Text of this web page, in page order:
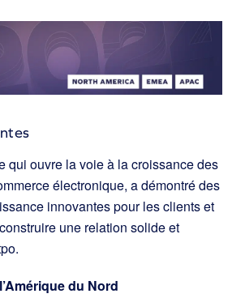
qui ouvre la voie à la croissance des
électronique, a démontré des
innovantes pour les clients et
une relation solide et
du Nord